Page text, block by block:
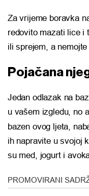
Za vrijeme boravka
redovito mazati lice i
ili sprejem, a
Pojačana
Jedan odlazak na
u vašem izgledu, no
bazen ovog ljeta,
ih napravite u svojoj
su med, jogurt i